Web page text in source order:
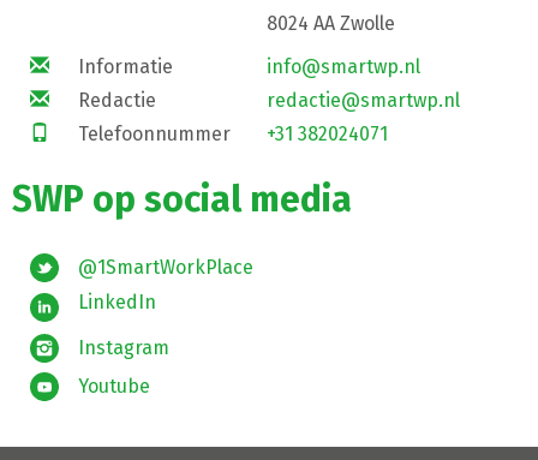
8024 AA Zwolle
Informatie
info@smartwp.nl
Redactie
redactie@smartwp.nl
Telefoonnummer
+31 382024071
SWP op social media
@1SmartWorkPlace
LinkedIn
Instagram
Youtube